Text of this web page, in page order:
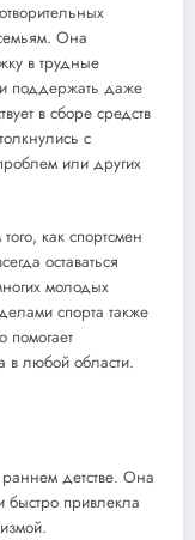
Она
в трудные
поддержать даже
в сборе средств
с
или других
как спортсмен
оставаться
молодых
спорта также
помогает
в любой области.
детстве. Она
быстро привлекла